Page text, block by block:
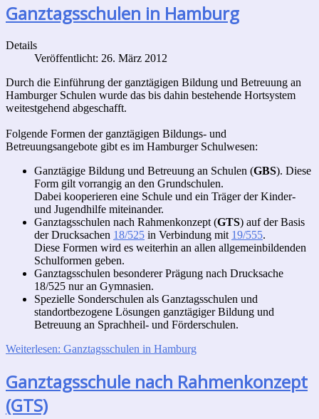
Ganztagsschulen in Hamburg
Details
Veröffentlicht: 26. März 2012
Durch die Einführung der ganztägigen Bildung und Betreuung an
Hamburger Schulen wurde das bis dahin bestehende Hortsystem
weitestgehend abgeschafft.
Folgende Formen der ganztägigen Bildungs- und
Betreuungsangebote gibt es im Hamburger Schulwesen:
Ganztägige Bildung und Betreuung an Schulen (GBS). Diese
Form gilt vorrangig an den Grundschulen.
Dabei kooperieren eine Schule und ein Träger der Kinder-
und Jugendhilfe miteinander.
Ganztagsschulen nach Rahmenkonzept (GTS) auf der Basis
der Drucksachen 18/525 in Verbindung mit 19/555.
Diese Formen wird es weiterhin an allen allgemeinbildenden
Schulformen geben.
Ganztagsschulen besonderer Prägung nach Drucksache
18/525 nur an Gymnasien.
Spezielle Sonderschulen als Ganztagsschulen und
standortbezogene Lösungen ganztägiger Bildung und
Betreuung an Sprachheil- und Förderschulen.
Weiterlesen: Ganztagsschulen in Hamburg
Ganztagsschule nach Rahmenkonzept
(GTS)